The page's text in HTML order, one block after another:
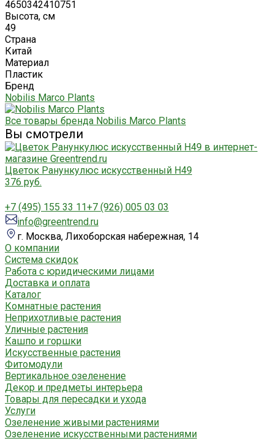
4650342410751
Высота, см
49
Страна
Китай
Материал
Пластик
Бренд
Nobilis Marco Plants
Все товары бренда Nobilis Marco Plants
Вы смотрели
Цветок Ранункулюс искусственный H49
376 руб.
+7 (495) 155 33 11+7 (926) 005 03 03
info@greentrend.ru
г. Москва, Лихоборская набережная, 14
О компании
Система скидок
Работа с юридическими лицами
Доставка и оплата
Каталог
Комнатные растения
Неприхотливые растения
Уличные растения
Кашпо и горшки
Искусственные растения
Фитомодули
Вертикальное озеленение
Декор и предметы интерьера
Товары для пересадки и ухода
Услуги
Озеленение живыми растениями
Озеленение искусственными растениями